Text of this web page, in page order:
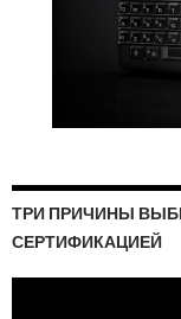
ТРИ ПРИЧИНЫ
СЕРТИФИКАЦИЕЙ